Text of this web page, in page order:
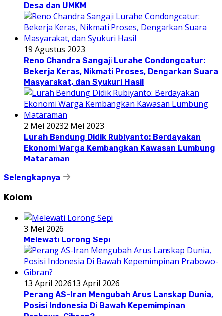
Desa dan UMKM
19 Agustus 2023
Reno Chandra Sangaji Lurahe Condongcatur:
Bekerja Keras, Nikmati Proses, Dengarkan Suara
Masyarakat, dan Syukuri Hasil
2 Mei 20232 Mei 2023
Lurah Bendung Didik Rubiyanto: Berdayakan
Ekonomi Warga Kembangkan Kawasan Lumbung
Mataraman
Selengkapnya
Kolom
3 Mei 2026
Melewati Lorong Sepi
13 April 202613 April 2026
Perang AS-Iran Mengubah Arus Lanskap Dunia,
Posisi Indonesia Di Bawah Kepemimpinan